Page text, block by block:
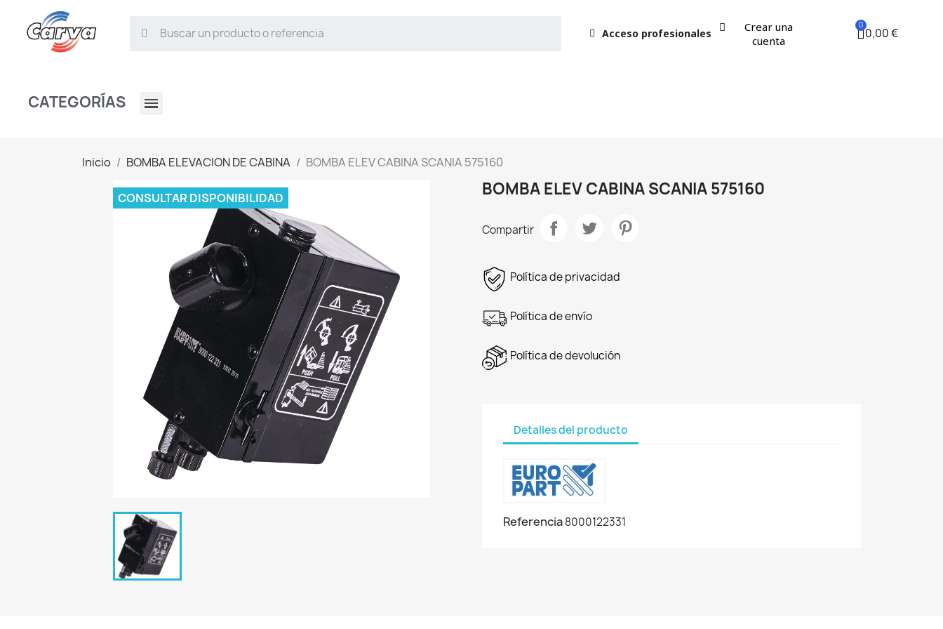
Acceso profesionales
Crear una
cuenta
0,00 €
CATEGORÍAS
Inicio BOMBA ELEVACION DE CABINA BOMBA ELEV CABINA SCANIA 575160
CONSULTAR DISPONIBILIDAD BOMBA ELEV CABINA SCANIA 575160
Compartir
Política de privacidad
Política de envío
Política de devolución
Detalles del producto
Referencia8000122331